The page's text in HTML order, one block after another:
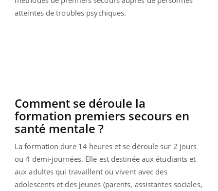
atteintes de troubles psychiques.
Comment se déroule la
formation premiers secours en
santé mentale ?
La formation dure 14 heures et se déroule sur 2 jours
ou 4 demi-journées. Elle est destinée aux étudiants et
aux adultes qui travaillent ou vivent avec des
adolescents et des jeunes (parents, assistantes sociales,